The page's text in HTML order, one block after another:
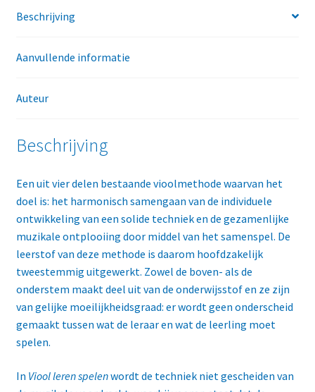
Beschrijving
Aanvullende informatie
Auteur
Beschrijving
Een uit vier delen bestaande vioolmethode waarvan het
doel is: het harmonisch samengaan van de individuele
ontwikkeling van een solide techniek en de gezamenlijke
muzikale ontplooiing door middel van het samenspel. De
leerstof van deze methode is daarom hoofdzakelijk
tweestemmig uitgewerkt. Zowel de boven- als de
onderstem maakt deel uit van de onderwijsstof en ze zijn
van gelijke moeilijkheidsgraad: er wordt geen onderscheid
gemaakt tussen wat de leraar en wat de leerling moet
spelen.
In Viool leren spelenwordt de techniek niet gescheiden van